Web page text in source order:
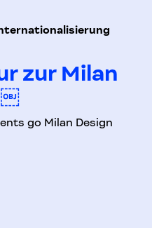
zur Milan
go Milan Design